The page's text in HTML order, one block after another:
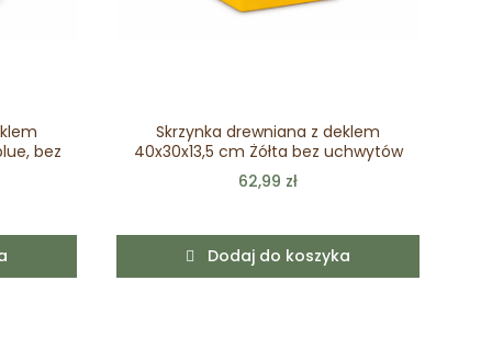
bez
Skrzynka drewniana z deklem
40x30x13,5 cm Żółta bez uchwytów
62,99 zł
Dodaj do koszyka